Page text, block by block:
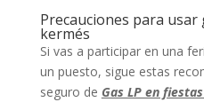
Precauciones para usar
kermés
Si vas a participar en una
un puesto, sigue estas
seguro de Gas LP en